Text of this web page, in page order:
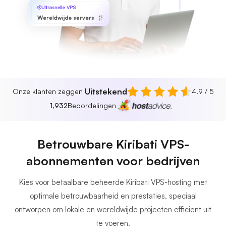
Ultrasnelle VPS
Wereldwijde servers
Onze klanten zeggen Uitstekend
4.9 / 5
1,932Beoordelingen
Betrouwbare Kiribati VPS-
abonnementen voor bedrijven
Kies voor betaalbare beheerde Kiribati VPS-hosting met
optimale betrouwbaarheid en prestaties, speciaal
ontworpen om lokale en wereldwijde projecten efficiënt uit
te voeren.